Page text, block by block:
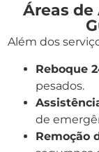
Áreas de
Além dos
Reboque
pesados.
de
Remoção